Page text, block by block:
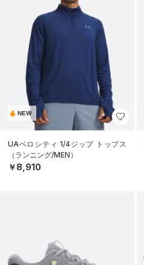
NEW
UAベロシティ 1/4ジップ トップス
（ランニング/MEN）
￥8,910